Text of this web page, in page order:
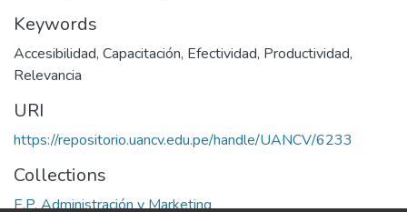
Keywords
Accesibilidad, Capacitación, Efectividad, Productividad,
Relevancia
URI
https://repositorio.uancv.edu.pe/handle/UANCV/6233
Collections
E.P. Administración y Marketing